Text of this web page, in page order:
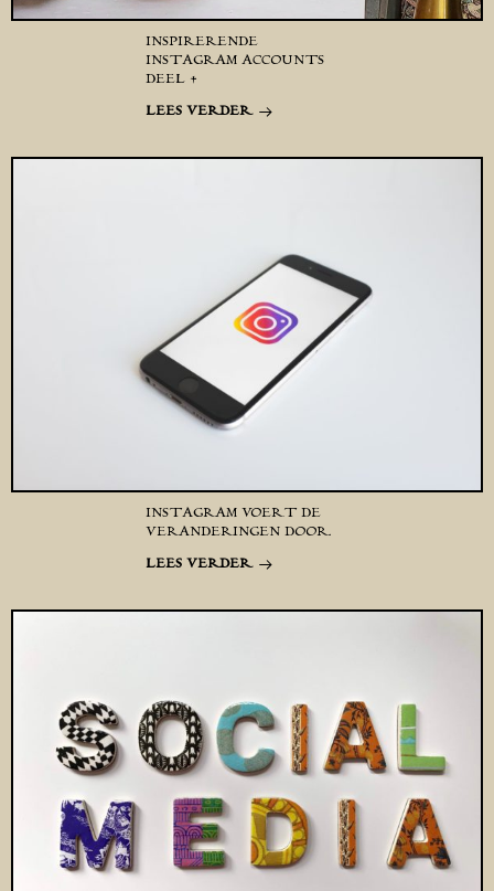
INSPIRERENDE
INSTAGRAM ACCOUNTS
DEEL 4
LEES VERDER
INSTAGRAM VOERT DE
VERANDERINGEN DOOR.
LEES VERDER